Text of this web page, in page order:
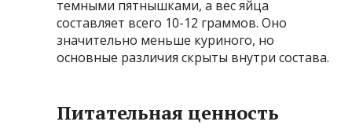
темными пятнышками, а вес яйца
составляет всего 10-12 граммов. Оно
значительно меньше куриного, но
основные различия скрыты внутри состава.
Питательная ценность